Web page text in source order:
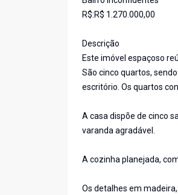
R$:R$ 1.270.000,00
Descrição
Este imóvel espaçoso
São cinco quartos,
escritório. Os quartos
A casa dispõe de cinco
varanda agradável.
A cozinha planejada,
Os detalhes em